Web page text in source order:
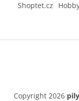
Shoptet.cz
Copyright 2026